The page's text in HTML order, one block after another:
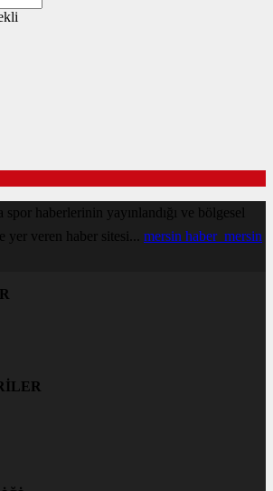
haberlerinin yayınlandığı ve bölgesel
yer veren haber sitesi... mersin haber mersin